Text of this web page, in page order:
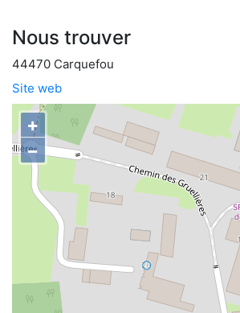
Nous trouver
44470 Carquefou
Site web
+
−